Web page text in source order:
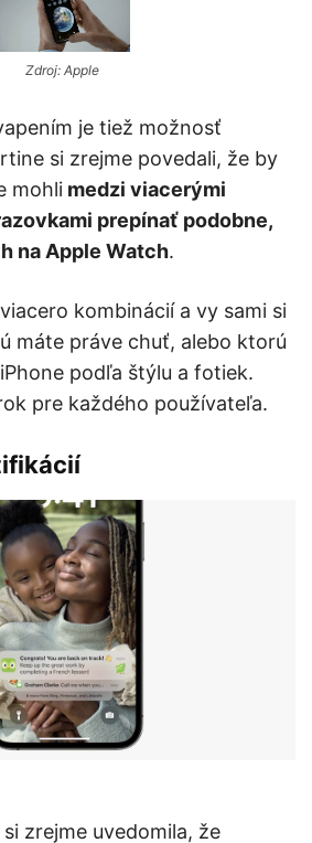
Zdroj: Apple
je tiež možnosť
si zrejme povedali, že by
mohli medzi viacerými
prepínať podobne,
na Apple Watch.
kombinácií a vy sami si
máte práve chuť, alebo ktorú
podľa štýlu a fotiek.
pre každého používateľa.
zrejme uvedomila, že